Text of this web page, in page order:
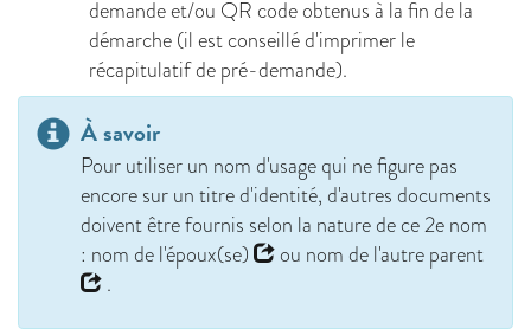
demande et/ou QR code obtenus à la fin de la
démarche (il est conseillé d'imprimer le
récapitulatif de pré-demande).
À savoir
Pour utiliser un nom d'usage qui ne figure pas
encore sur un titre d'identité, d'autres documents
doivent être fournis selon la nature de ce 2e nom
: nom de l'époux(se) ou nom de l'autre parent
.